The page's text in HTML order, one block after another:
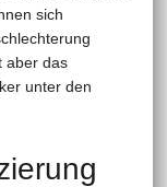
sich
aber das
unter den